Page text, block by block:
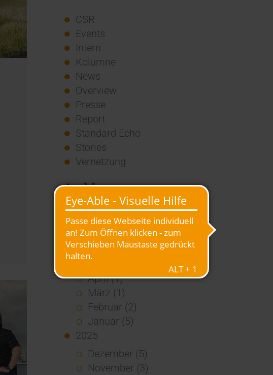
CSR
Events
Intern
Kolumne
News
Overview
Presse
Report
Standard Echo
Stories
Vernetzung
Archiv
2026
Juli (4)
Juni (4)
April (1)
März (1)
Februar (2)
Januar (5)
2025
Dezember (5)
November (3)